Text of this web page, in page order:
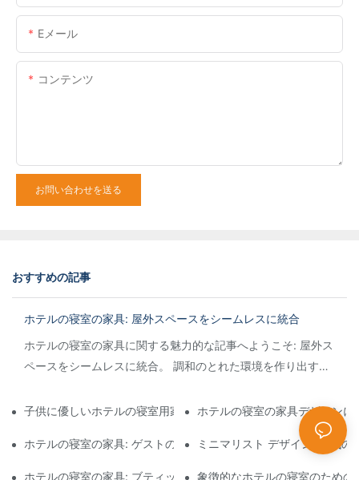
Eメール
コンテンツ
お問い合わせを送る
おすすめの記事
ホテルの寝室の家具: 屋外スペースをシームレスに統合
ホテルの寝室の家具に関する魅力的な記事へようこそ: 屋外ス
ペースをシームレスに統合。 調和のとれた環境を作り出すと
子供に優しいホテルの寝室用家具: 安全性と遊び心を組み合わせた
ホテルの寝室の家具デザイン
ホテルの寝室の家具: ゲストの快適さを追求した適切なマットレス
ミニマリスト デザイン: 現代
ホテルの寝室の家具: ブティックホテルの雰囲気を演出
象徴的なホテルの寝室のための